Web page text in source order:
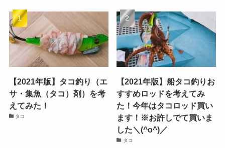
【2021年版】タコ釣り（エ
サ・集魚（タコ）剤）を考
えてみた！
タコ
【2021年版】船タコ釣りお
すすめロッドを考えてみ
た！今年はタコロッド買い
ます！※お許しでて買いま
した＼(^o^)／
タコ